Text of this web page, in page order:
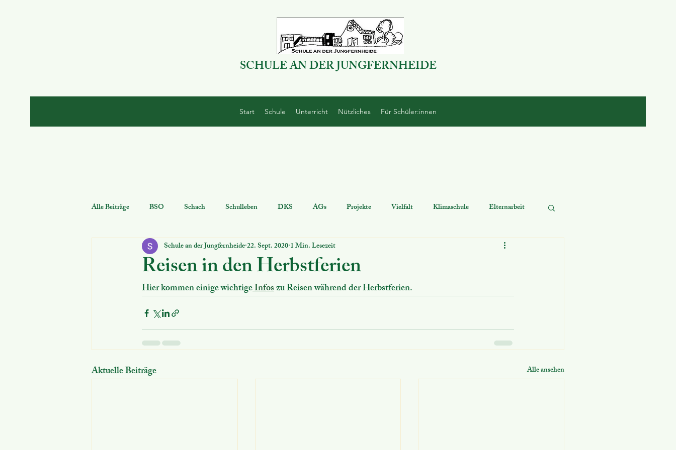
SCHULE AN DER JUNGFERNHEIDE
Start Schule Unterricht Nützliches Für Schüler:innen
Alle Beiträge BSO Schach Schulleben DKS AGs Projekte Vielfalt Klimaschule Elternarbeit
Für Schüler:innen Schulanmeldung Nützliches MINT Schule
Reisen in den Herbstferien
Schule an der Jungfernheide22. Sept. 2020 1 Min. Lesezeit
Hier kommen einige wichtige Infos zu Reisen während der Herbstferien.
Aktuelle Beiträge Alle ansehen